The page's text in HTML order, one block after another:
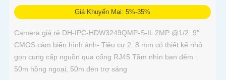
Giá Khuyến Mại: 5%-35%
Camera giá rẻ DH-IPC-HDW3249QMP-S-IL 2MP @1/2. 9"
CMOS cảm biến hình ảnh- Tiêu cự 2. 8 mm có thiết kế nhỏ
gọn cung cấp nguồn qua cổng RJ45 Tầm nhìn ban đêm :
50m hồng ngoại, 50m đèn trợ sáng